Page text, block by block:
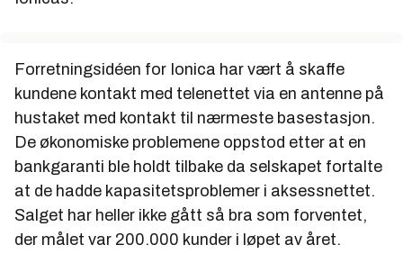
Forretningsidéen for Ionica har vært å skaffe
kundene kontakt med telenettet via en antenne på
hustaket med kontakt til nærmeste basestasjon.
De økonomiske problemene oppstod etter at en
bankgaranti ble holdt tilbake da selskapet fortalte
at de hadde kapasitetsproblemer i aksessnettet.
Salget har heller ikke gått så bra som forventet,
der målet var 200.000 kunder i løpet av året.